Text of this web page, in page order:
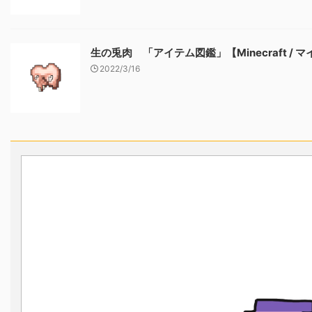
生の兎肉 「アイテム図鑑」【Minecraft / マイ
2022/3/16